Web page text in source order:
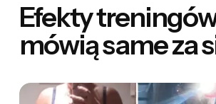
Efekty
mówią same za